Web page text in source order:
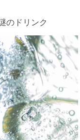
のドリンク